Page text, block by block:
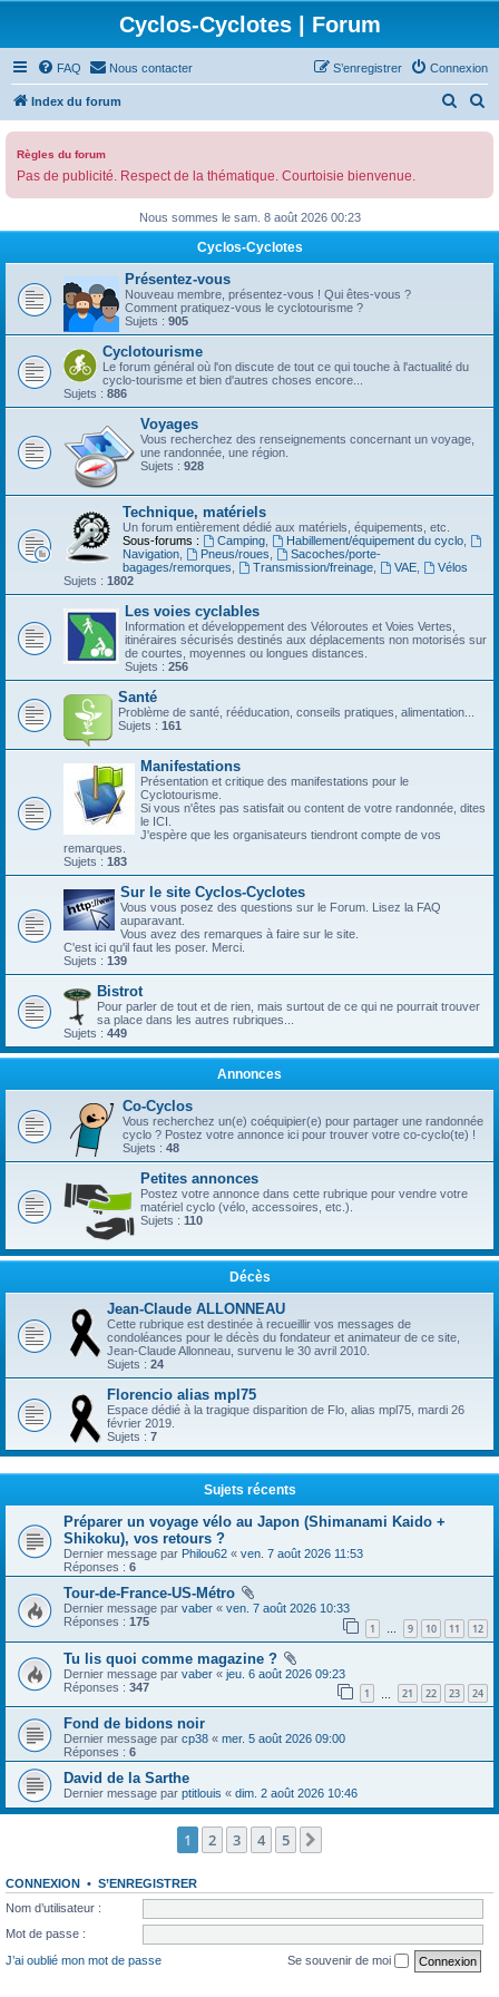
Cyclos-Cyclotes | Forum
FAQ Nous contacter Connexion
S’enregistrer
Index du forum
r
c
r
r
c
r
Règles du forum
Pas de publicité. Respect de la thématique. Courtoisie bienvenue.
Nous sommes le sam. 8 août 2026 00:23
Cyclos-Cyclotes
Présentez-vous
Nouveau membre, présentez-vous ! Qui êtes-vous ?
Comment pratiquez-vous le cyclotourisme ?
Sujets : 905
Cyclotourisme
Le forum général où l'on discute de tout ce qui touche à l'actualité du
cyclo-tourisme et bien d'autres choses encore...
Sujets : 886
Voyages
Vous recherchez des renseignements concernant un voyage,
une randonnée, une région.
Sujets : 928
Technique, matériels
Un forum entièrement dédié aux matériels, équipements, etc.
Sous-forums :
Camping, Habillement/équipement du cyclo,
Navigation
Pneus/roues
Sacoches/porte-
bagages/remorques
Transmission/freinage, VAE,
Vélos
Sujets : 1802
Les voies cyclables
Information et développement des Véloroutes et Voies Vertes,
itinéraires sécurisés destinés aux déplacements non motorisés sur
de courtes, moyennes ou longues distances.
Sujets : 256
Santé
Problème de santé, rééducation, conseils pratiques, alimentation...
Sujets : 161
Manifestations
Présentation et critique des manifestations pour le
Cyclotourisme.
Si vous n'êtes pas satisfait ou content de votre randonnée, dites
le ICI.
J'espère que les organisateurs tiendront compte de vos
remarques.
Sujets : 183
Sur le site Cyclos-Cyclotes
Vous vous posez des questions sur le Forum. Lisez la FAQ
auparavant.
Vous avez des remarques à faire sur le site.
C'est ici qu'il faut les poser. Merci.
Sujets : 139
Bistrot
Pour parler de tout et de rien, mais surtout de ce qui ne pourrait trouver
sa place dans les autres rubriques...
Sujets : 449
Annonces
Co-Cyclos
Vous recherchez un(e) coéquipier(e) pour partager une randonnée
cyclo ? Postez votre annonce ici pour trouver votre co-cyclo(te) !
Sujets : 48
Petites annonces
Postez votre annonce dans cette rubrique pour vendre votre
matériel cyclo (vélo, accessoires, etc.).
Sujets : 110
Décès
Jean-Claude ALLONNEAU
Cette rubrique est destinée à recueillir vos messages de
condoléances pour le décès du fondateur et animateur de ce site,
Jean-Claude Allonneau, survenu le 30 avril 2010.
Sujets : 24
Florencio alias mpl75
Espace dédié à la tragique disparition de Flo, alias mpl75, mardi 26
février 2019.
Sujets : 7
Sujets récents
Préparer un voyage vélo au Japon (Shimanami Kaido +
Shikoku), vos retours ?
Dernier message par Philou62 « ven. 7 août 2026 11:53
Réponses : 6
Tour-de-France-US-Métro
Dernier message par vaber « ven. 7 août 2026 10:33
Réponses : 175 1 … 9 10 11 12
Tu lis quoi comme magazine ?
Dernier message par vaber « jeu. 6 août 2026 09:23
Réponses : 347 1 21 22 23 24
Fond de bidons noir
Dernier message par cp38 « mer. 5 août 2026 09:00
Réponses : 6
David de la Sarthe
Dernier message par ptitlouis « dim. 2 août 2026 10:46
1 2 3 4 5
CONNEXION • S’ENREGISTRER
Nom d’utilisateur :
Mot de passe :
J’ai oublié mon mot de passe
Se souvenir de moi